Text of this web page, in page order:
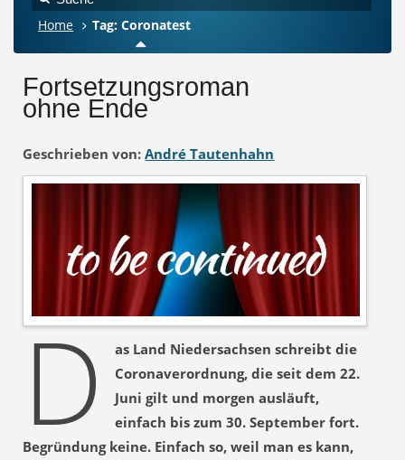
Home Tag: Coronatest
Fortsetzungsroman
ohne Ende
Geschrieben von: André Tautenhahn
D
as Land Niedersachsen schreibt die
Coronaverordnung, die seit dem 22.
Juni gilt und morgen ausläuft,
einfach bis zum 30. September fort.
Begründung keine. Einfach so, weil man es kann,